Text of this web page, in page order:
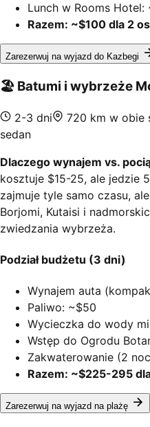
Lunch w Rooms Hotel:
Razem: ~$100 dla 2
Zarezerwuj na wyjazd do Kazbegi
🏖️ Batumi i wybrzeże
2-3 dni 720 km w obie
sedan
Dlaczego wynajem vs.
kosztuje $15-25, ale jedzie
zajmuje tyle samo czasu,
Borjomi, Kutaisi i
zwiedzania wybrzeża.
Podział budżetu (3 dni)
Wynajem auta
Paliwo: ~$50
Wycieczka do wody
Wstęp do Ogrodu
Zakwaterowanie (2
Razem: ~$225-295
Zarezerwuj na wyjazd na plażę